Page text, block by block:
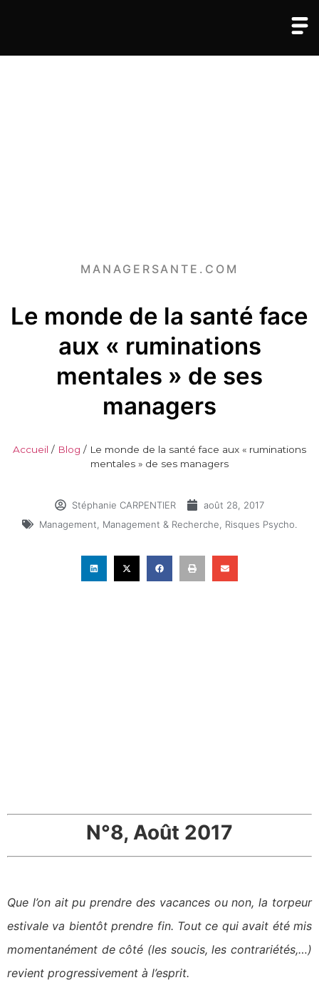
MANAGERSANTE.COM
Le monde de la santé face
aux « ruminations
mentales » de ses
managers
Accueil / Blog / Le monde de la santé face aux « ruminations
mentales » de ses managers
Stéphanie CARPENTIER
août 28, 2017
Management
Management & Recherche Risques Psycho.
N°8, Août 2017
Que l’on ait pu prendre des vacances ou non, la torpeur
estivale va bientôt prendre fin. Tout ce qui avait été mis
momentanément de côté (les soucis, les contrariétés,…)
revient progressivement à l’esprit.